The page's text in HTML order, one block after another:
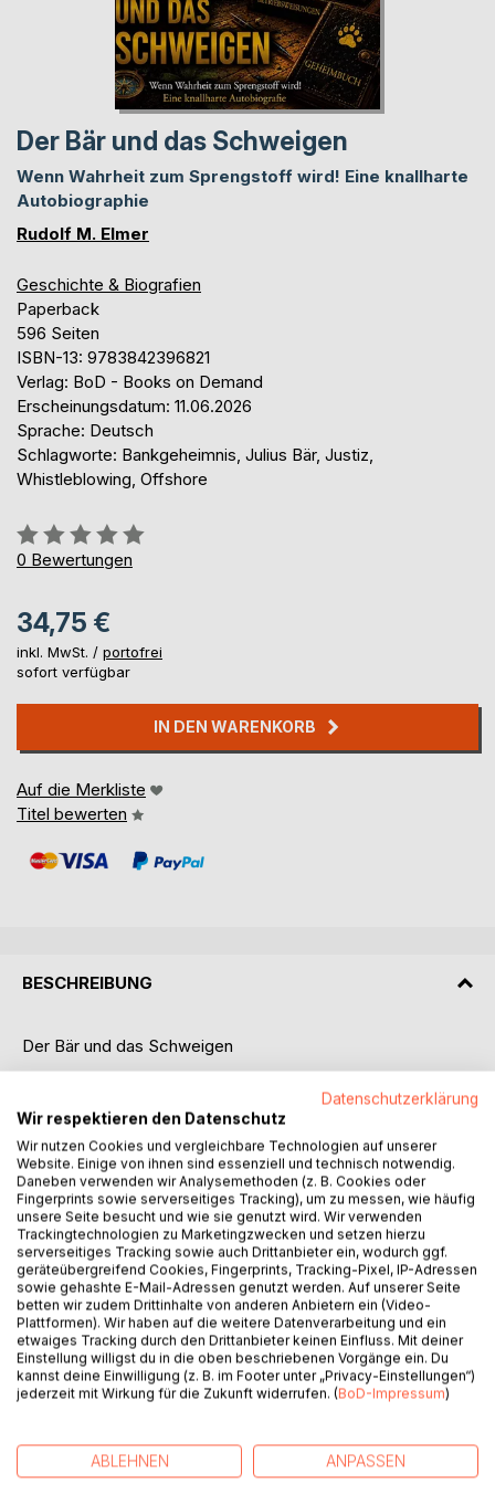
Der Bär und das Schweigen
Wenn Wahrheit zum Sprengstoff wird! Eine knallharte
Autobiographie
Rudolf M. Elmer
Geschichte & Biografien
Paperback
596 Seiten
ISBN-13: 9783842396821
Verlag: BoD - Books on Demand
Erscheinungsdatum: 11.06.2026
Sprache: Deutsch
Schlagworte: Bankgeheimnis, Julius Bär, Justiz,
Whistleblowing, Offshore
Bewertung::
0%
0 Bewertungen
34,75 €
inkl. MwSt. / portofrei
sofort verfügbar
IN DEN WARENKORB
Auf die Merkliste
Titel bewerten
BESCHREIBUNG
Der Bär und das Schweigen
Rudolf Elmer war Teil eines Systems, das Diskretion zur
Tugend und Schweigen zur Währung machte. Als
langjähriger Banquier privé im globalen Offshore-Geschäft
sah er, wie Macht, Geld und Moral ineinandergriffen und
wie Wahrheit zur Gefahr werden konnte.
Als er, getrieben vom Wunsch, seine Familie und sich zu
schützen, beschloss, Missstände öffentlich zu machen,
wurde aus dem loyalen Angestellten ein Staatsfeind.
Aus einem Banker wurde ein Whistleblower.
Aus Wahrheit wurde ein Verbrechen.
schonungslose, sarkastisch humorvolle und zugleich tief
persönliche Abrechnung mit einem System, das seine
Datenschutzerklärung
Wir respektieren den Datenschutz
Wir nutzen Cookies und vergleichbare Technologien auf unserer
Website. Einige von ihnen sind essenziell und technisch notwendig.
Daneben verwenden wir Analysemethoden (z. B. Cookies oder
Fingerprints sowie serverseitiges Tracking), um zu messen, wie häufig
unsere Seite besucht und wie sie genutzt wird. Wir verwenden
Trackingtechnologien zu Marketingzwecken und setzen hierzu
serverseitiges Tracking sowie auch Drittanbieter ein, wodurch ggf.
geräteübergreifend Cookies, Fingerprints, Tracking-Pixel, IP-Adressen
sowie gehashte E-Mail-Adressen genutzt werden. Auf unserer Seite
betten wir zudem Drittinhalte von anderen Anbietern ein (Video-
Plattformen). Wir haben auf die weitere Datenverarbeitung und ein
etwaiges Tracking durch den Drittanbieter keinen Einfluss. Mit deiner
Einstellung willigst du in die oben beschriebenen Vorgänge ein. Du
kannst deine Einwilligung (z. B. im Footer unter „Privacy-Einstellungen“)
jederzeit mit Wirkung für die Zukunft widerrufen. (BoD-Impressum)
ABLEHNEN ANPASSEN